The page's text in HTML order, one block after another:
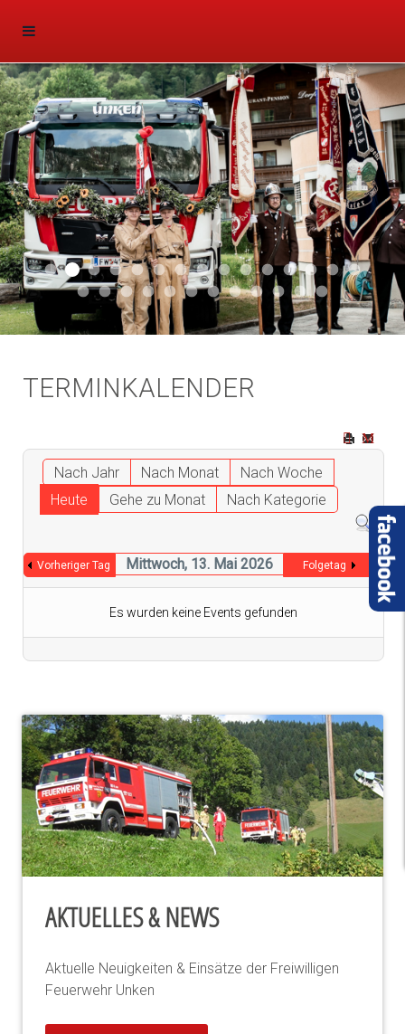
Aktuell 046
Aktuell 047
Start 011Aktuell 044
Aktuell 043
Aktuell 041
Aktuell 042
Aktuell 035
Aktuell 031
Aktuell 032
Aktuell 033
Aktuell 029
Aktuell 027
Aktuell 026
Start
Aktuell 024
Aktuell 019
Auto 010Start 010Start 002
Auto 002
Auto 009Auto 006Start 008
Start 005Start 003Start 006
TERMINKALENDER
Nach Jahr Nach Monat
Nach Woche
Heute
Gehe zu Monat Nach Kategorie
Vorheriger Tag Mittwoch, 13. Mai 2026 Folgetag
Es wurden keine Events gefunden
AKTUELLES & NEWS
Aktuelle Neuigkeiten & Einsätze der Freiwilligen
Feuerwehr Unken